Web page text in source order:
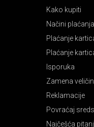
Kako kupiti
Načini plaćanja
Plaćanje
Plaćanje
Isporuka
Zamena
Reklamacije
Povraćaj
Najčešća